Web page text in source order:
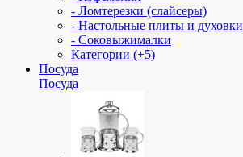
- Ломтерезки (слайсеры)
- Настольные плиты и духовки
- Соковыжималки
Категории (+5)
Посуда
Посуда